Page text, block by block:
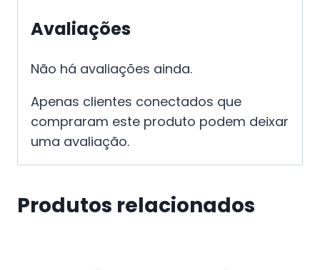
Avaliações
Não há avaliações ainda.
Apenas clientes conectados que
compraram este produto podem deixar
uma avaliação.
Produtos relacionados